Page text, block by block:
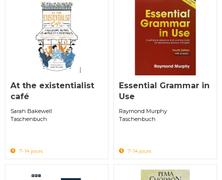
At the existentialist
café
Sarah Bakewell
Taschenbuch
7-14 jours
Essential Grammar in
Use
Raymond Murphy
Taschenbuch
7-14 jours